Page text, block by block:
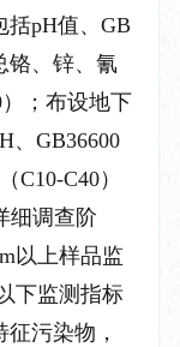
括pH值、 GB
铬、锌、氰
）；布设地下
、 GB36600
C10-C40）
细调查阶
以上样品监
下监测指标
污染物，